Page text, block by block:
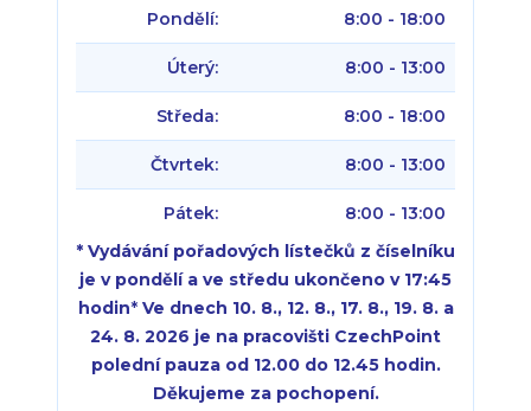
Pondělí: 8:00 - 18:00
Úterý: 8:00 - 13:00
Středa: 8:00 - 18:00
Čtvrtek: 8:00 - 13:00
Pátek:
8:00 - 13:00
* Vydávání pořadových lístečků z číselníku
je v pondělí a ve středu ukončeno v 17:45
hodin* Ve dnech 10. 8., 12. 8., 17. 8., 19. 8. a
24. 8. 2026 je na pracovišti CzechPoint
polední pauza od 12.00 do 12.45 hodin.
Děkujeme za pochopení.